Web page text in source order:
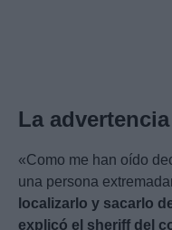
La
«Como me han oído
una persona
localizarlo y sacarlo
explicó el sheriff del